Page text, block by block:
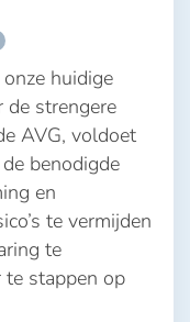
huidige
de strengere
AVG, voldoet
benodigde
en
te vermijden
te
te stappen op